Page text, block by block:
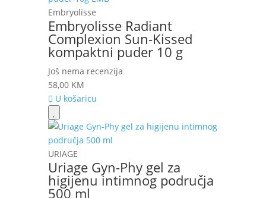
Embryolisse
Embryolisse Radiant
Complexion Sun-Kissed
kompaktni puder 10 g
Još nema recenzija
58,00 KM
U košaricu
URIAGE
Uriage Gyn-Phy gel za
higijenu intimnog područja
500 ml